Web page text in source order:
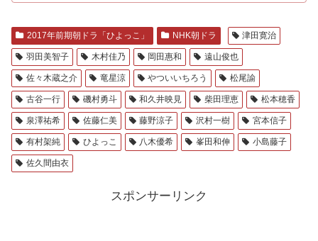
2017年前期朝ドラ「ひよっこ」 NHK朝ドラ 津田寛治
羽田美智子 木村佳乃 岡田惠和 遠山俊也
佐々木蔵之介 竜星涼 やついいちろう 松尾諭
古谷一行 磯村勇斗 和久井映見 柴田理恵 松本穂香
泉澤祐希 佐藤仁美 藤野涼子 沢村一樹 宮本信子
有村架純 ひよっこ 八木優希 峯田和伸 小島藤子
佐久間由衣
スポンサーリンク